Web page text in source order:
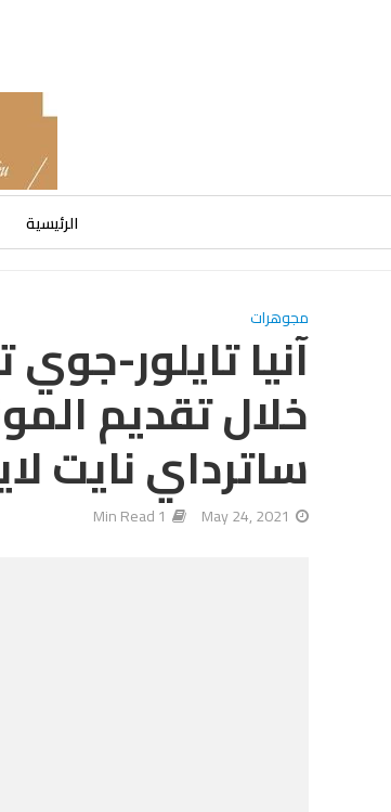
الرئيسية
مجوهرات
خلال تقديم
ساترداي نايت
May 24, 2021
1 Min Read